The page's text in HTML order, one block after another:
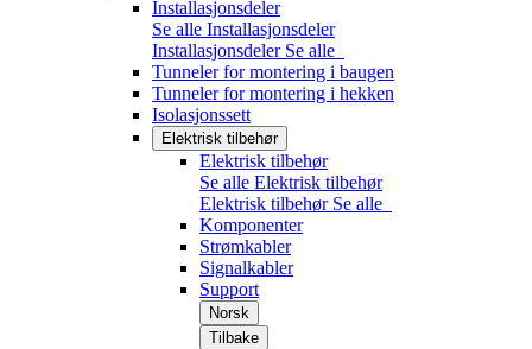
Installasjonsdeler
Se alle Installasjonsdeler
Installasjonsdeler Se alle
Tunneler for montering i baugen
Tunneler for montering i hekken
Isolasjonssett
Elektrisk tilbehør
Elektrisk tilbehør
Se alle Elektrisk tilbehør
Elektrisk tilbehør Se alle
Komponenter
Strømkabler
Signalkabler
Support
Norsk
Tilbake